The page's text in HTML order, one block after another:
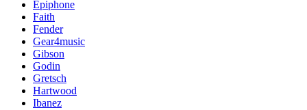
Epiphone
Faith
Fender
Gear4music
Gibson
Godin
Gretsch
Hartwood
Ibanez